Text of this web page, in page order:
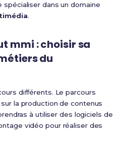
dans un domaine
.
mmi : choisir sa
du
différents. Le parcours
la production de contenus
à utiliser des logiciels de
vidéo pour réaliser des